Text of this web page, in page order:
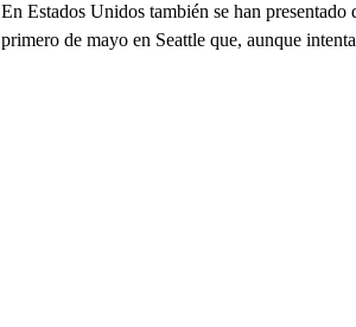
En Estados Unidos también se han
primero de mayo en Seattle que, aunque